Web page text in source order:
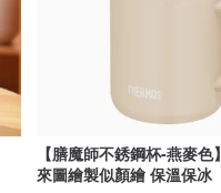
【膳魔師不銹鋼杯-燕麥
來圖繪製似顏繪 保溫保冰